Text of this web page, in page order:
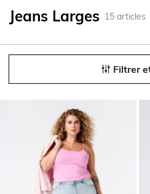
Jeans Larges 15 articles
Filtrer